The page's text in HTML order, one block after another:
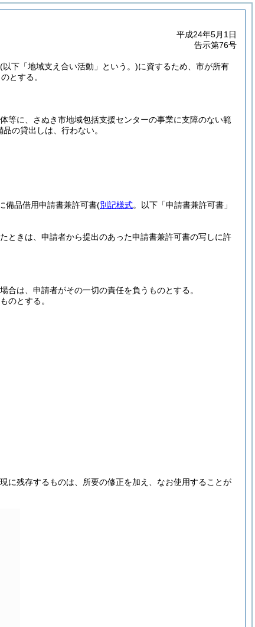
平成24年5月1日
告示第76号
(以下「地域支え合い活動」という。)に資するため、市が所有
とする。
等に、さぬき市地域包括支援センターの事業に支障のない範
の貸出しは、行わない。
備品借用申請書兼許可書(別記様式。以下「申請書兼許可書」
ときは、申請者から提出のあった申請書兼許可書の写しに許
は、申請者がその一切の責任を負うものとする。
のとする。
に残存するものは、所要の修正を加え、なお使用することが